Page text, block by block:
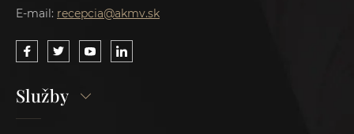
E-mail: recepcia@akmv.sk
Služby